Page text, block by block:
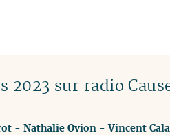
sur radio
- Nathalie Ovion-Vincent